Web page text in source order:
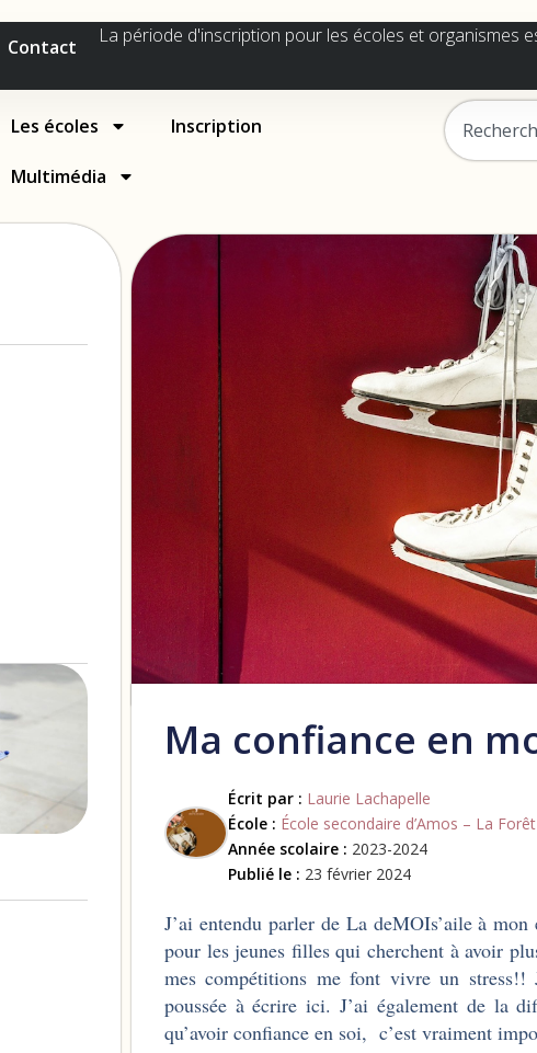
Contact La période d'inscription pour les écoles et organismes
Les écoles Inscription
Multimédia
Ma confiance en
Écrit par : Laurie Lachapelle
École : École secondaire d’Amos – La Forêt
Année scolaire : 2023-2024
Publié le : 23 février 2024
J’ai entendu parler de La deMOIs’aile à
pour les jeunes filles qui cherchent à avoir
mes compétitions me font vivre un
poussée à écrire ici. J’ai également de la
qu’avoir confiance en soi, c’est vraiment